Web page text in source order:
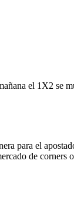
el 1X2 se
para el
de corners